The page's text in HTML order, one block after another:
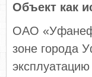
Объект как
ОАО
зоне города